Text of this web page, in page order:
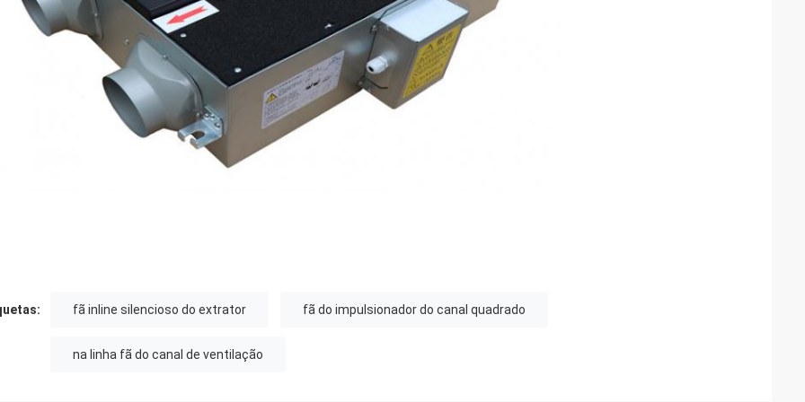
fã inline silencioso do extrator fã do impulsionador do canal quadrado
na linha fã do canal de ventilação